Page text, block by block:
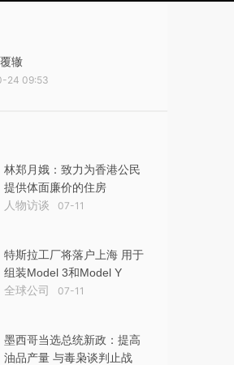
辙
24 09:53
林郑月娥：致力为香港公民
提供体面廉价的住房
人物访谈 07-11
特斯拉工厂将落户上海 用于
组装Model 3和Model Y
全球公司 07-11
墨西哥当选总统新政：提高
油品产量 与毒枭谈判止战